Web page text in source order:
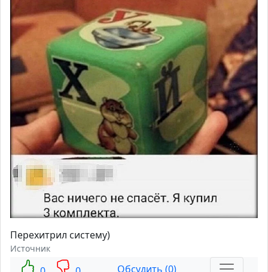
Перехитрил систему)
Источник
Обсудить (0)